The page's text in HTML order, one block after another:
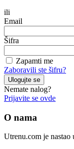
ili
Email
Šifra
Zapamti me
Zaboravili ste šifru?
Ulogujte se
Nemate nalog?
Prijavite se ovde
O nama
Utrenu.com je